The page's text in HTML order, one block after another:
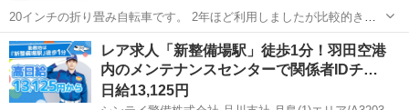
20インチの折り畳み自転車です。 2年ほど利用しましたが比較的きれ
いかとおもいます。 詳細は3枚目の写真をご確認ください。
東京 中央区 八丁堀駅 折りたたみ自転車 20インチ
レア求人「新整備場駅」徒歩1分！羽田空港
内のメンテナンスセンターで関係者IDチ…
日給13,125円